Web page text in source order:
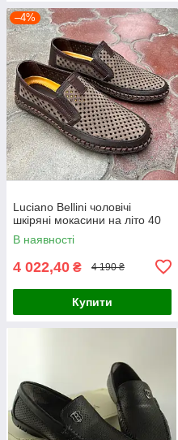
–4%
Luciano Bellini чоловічі
шкіряні мокасини на літо 40
В наявності
4 022,40 ₴ 4 190 ₴
Купити